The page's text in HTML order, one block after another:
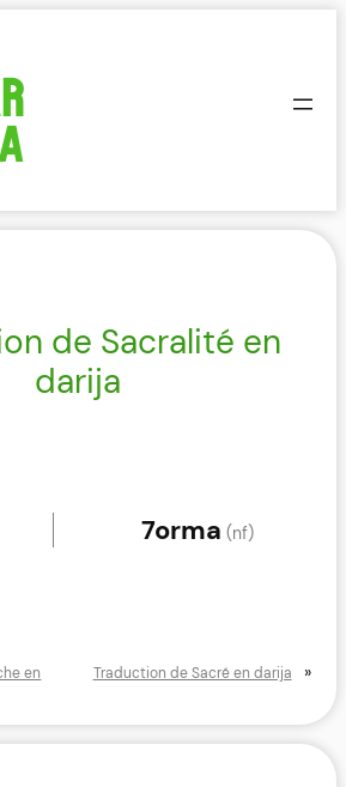
de Sacralité en
darija
7orma (nf)
en
Traduction de Sacré en darija »